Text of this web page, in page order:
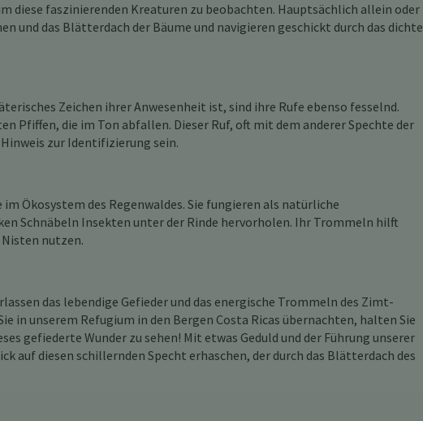
diese faszinierenden Kreaturen zu beobachten. Hauptsächlich allein oder
und das Blätterdach der Bäume und navigieren geschickt durch das dichte
Zeichen ihrer Anwesenheit ist, sind ihre Rufe ebenso fesselnd.
Pfiffen, die im Ton abfallen. Dieser Ruf, oft mit dem anderer Spechte der
zur Identifizierung sein.
Ökosystem des Regenwaldes. Sie fungieren als natürliche
Schnäbeln Insekten unter der Rinde hervorholen. Ihr Trommeln hilft
Nisten nutzen.
das lebendige Gefieder und das energische Trommeln des Zimt-
in unserem Refugium in den Bergen Costa Ricas übernachten, halten Sie
gefiederte Wunder zu sehen! Mit etwas Geduld und der Führung unserer
auf diesen schillernden Specht erhaschen, der durch das Blätterdach des